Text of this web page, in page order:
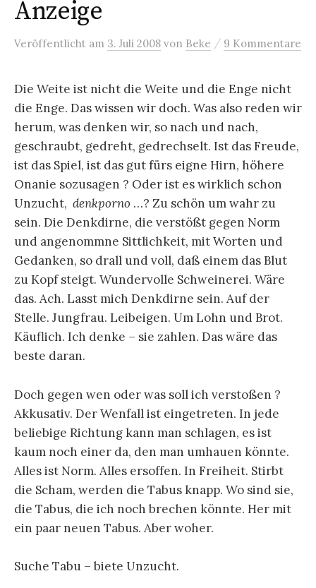
Anzeige
Veröffentlicht am 3. Juli 2008 von Beke / 9 Kommentare
Die Weite ist nicht die Weite und die Enge nicht
die Enge. Das wissen wir doch. Was also reden wir
herum, was denken wir, so nach und nach,
geschraubt, gedreht, gedrechselt. Ist das Freude,
ist das Spiel, ist das gut fürs eigne Hirn, höhere
Onanie sozusagen ? Oder ist es wirklich schon
Unzucht, denkporno …? Zu schön um wahr zu
sein. Die Denkdirne, die verstößt gegen Norm
und angenommne Sittlichkeit, mit Worten und
Gedanken, so drall und voll, daß einem das Blut
zu Kopf steigt. Wundervolle Schweinerei. Wäre
das. Ach. Lasst mich Denkdirne sein. Auf der
Stelle. Jungfrau. Leibeigen. Um Lohn und Brot.
Käuflich. Ich denke – sie zahlen. Das wäre das
beste daran.
Doch gegen wen oder was soll ich verstoßen ?
Akkusativ. Der Wenfall ist eingetreten. In jede
beliebige Richtung kann man schlagen, es ist
kaum noch einer da, den man umhauen könnte.
Alles ist Norm. Alles ersoffen. In Freiheit. Stirbt
die Scham, werden die Tabus knapp. Wo sind sie,
die Tabus, die ich noch brechen könnte. Her mit
ein paar neuen Tabus. Aber woher.
Suche Tabu – biete Unzucht.